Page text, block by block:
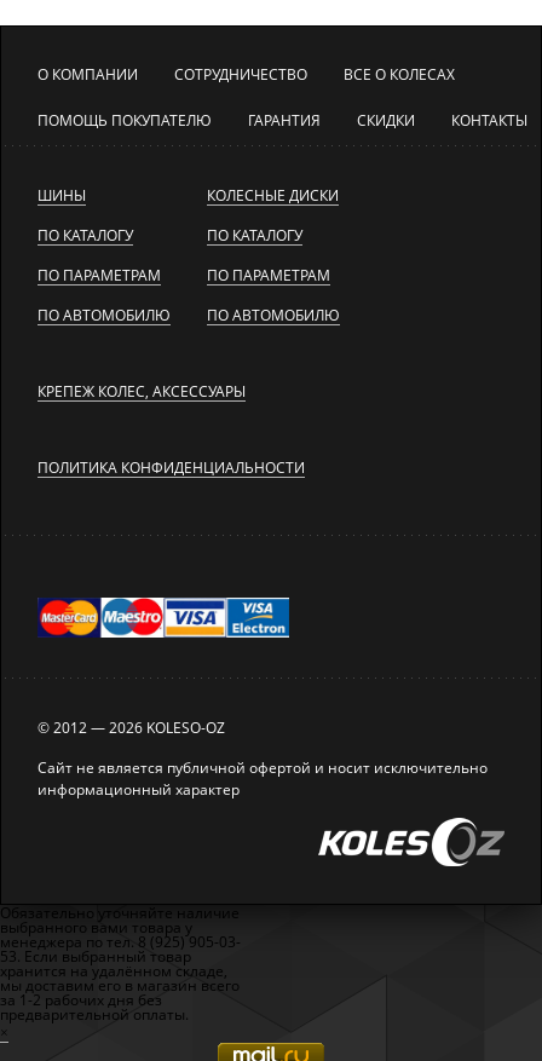
О КОМПАНИИ СОТРУДНИЧЕСТВО ВСЕ О КОЛЕСАХ
ПОМОЩЬ ПОКУПАТЕЛЮ ГАРАНТИЯ СКИДКИ КОНТАКТЫ
ШИНЫ
ПО КАТАЛОГУ
ПО ПАРАМЕТРАМ
ПО АВТОМОБИЛЮ
КОЛЕСНЫЕ ДИСКИ
ПО КАТАЛОГУ
ПО ПАРАМЕТРАМ
ПО АВТОМОБИЛЮ
КРЕПЕЖ КОЛЕС, АКСЕССУАРЫ
ПОЛИТИКА КОНФИДЕНЦИАЛЬНОСТИ
© 2012 — 2026 KOLESO-OZ
Сайт не является публичной офертой и носит исключительно
информационный характер
Обязательно уточняйте наличие
выбранного вами товара у
менеджера по тел. 8 (925) 905-03-
53. Если выбранный товар
хранится на удалённом складе,
мы доставим его в магазин всего
за 1-2 рабочих дня без
предварительной оплаты.
×